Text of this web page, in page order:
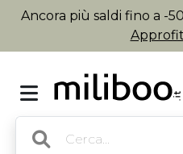
Ancora più saldi fino a -